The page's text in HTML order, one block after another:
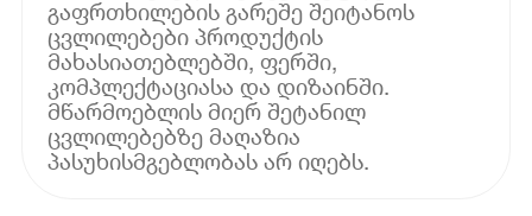
გაფრთხილების გარეშე შეიტანოს
ცვლილებები პროდუქტის
მახასიათებლებში, ფერში,
კომპლექტაციასა და დიზაინში.
მწარმოებლის მიერ შეტანილ
ცვლილებებზე მაღაზია
პასუხისმგებლობას არ იღებს.